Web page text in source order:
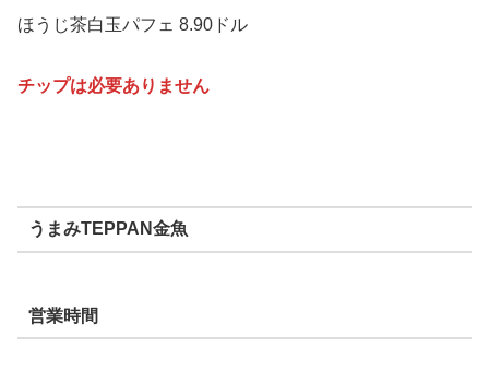
ほうじ茶白玉パフェ 8.90ドル
チップは必要ありません
うまみTEPPAN金魚
営業時間